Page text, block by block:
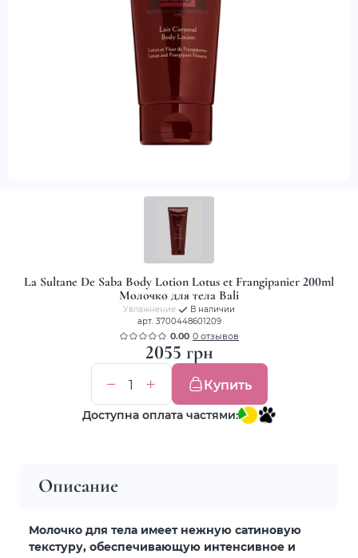
La Sultane De Saba Body Lotion Lotus et Frangipanier 200ml
Молочко для тела Bali
Увлажнение
В наличии
арт. 3700448601209
0.00 0 отзывов
2055 грн
Купить
Доступна оплата частями:
Описание
Молочко для тела имеет нежную сатиновую
текстуру, обеспечивающую интенсивное и